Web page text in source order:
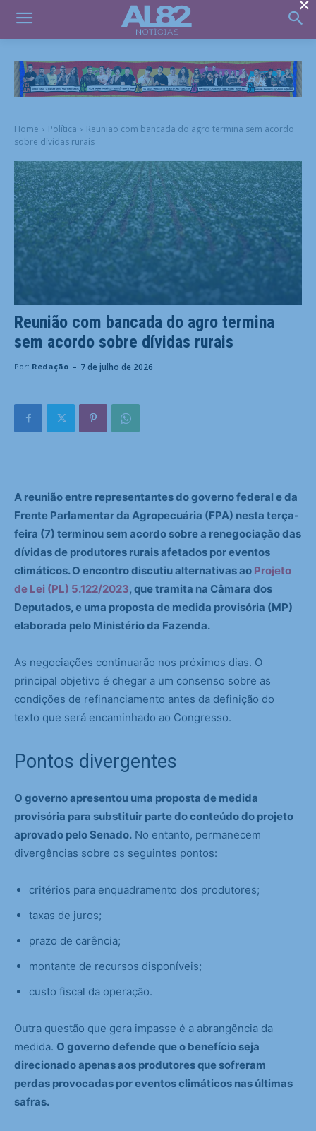
Home Política
Reunião com bancada do agro termina sem acordo
sobre dívidas rurais
Reunião com bancada do agro termina
sem acordo sobre dívidas rurais
Por: Redação - 7 de julho de 2026
A reunião entre representantes do governo federal e da
Frente Parlamentar da Agropecuária (FPA) nesta terça-
feira (7) terminou sem acordo sobre a renegociação das
dívidas de produtores rurais afetados por eventos
climáticos. O encontro discutiu alternativas ao Projeto
de Lei (PL) 5.122/2023, que tramita na Câmara dos
Deputados, e uma proposta de medida provisória (MP)
elaborada pelo Ministério da Fazenda.
As negociações continuarão nos próximos dias. O
principal objetivo é chegar a um consenso sobre as
condições de refinanciamento antes da definição do
texto que será encaminhado ao Congresso.
Pontos divergentes
O governo apresentou uma proposta de medida
provisória para substituir parte do conteúdo do projeto
aprovado pelo Senado. No entanto, permanecem
divergências sobre os seguintes pontos:
critérios para enquadramento dos produtores;
taxas de juros;
prazo de carência;
montante de recursos disponíveis;
custo fiscal da operação.
Outra questão que gera impasse é a abrangência da
medida. O governo defende que o benefício seja
direcionado apenas aos produtores que sofreram
perdas provocadas por eventos climáticos nas últimas
safras.